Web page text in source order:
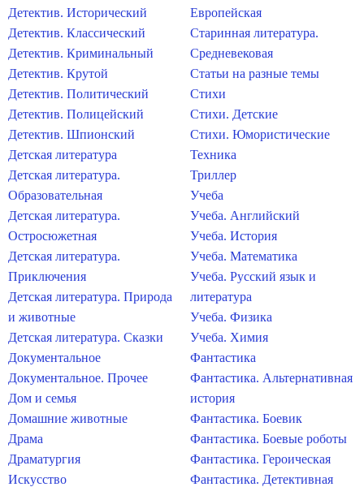
Детектив. Исторический
Детектив. Классический
Детектив. Криминальный
Детектив. Крутой
Детектив. Политический
Детектив. Полицейский
Детектив. Шпионский
Детская литература
Детская литература.
Образовательная
Детская литература.
Остросюжетная
Детская литература.
Приключения
Детская литература. Природа
и животные
Детская литература. Сказки
Документальное
Документальное. Прочее
Дом и семья
Домашние животные
Драма
Драматургия
Искусство
Европейская
Старинная литература.
Средневековая
Статьи на разные темы
Стихи
Стихи. Детские
Стихи. Юмористические
Техника
Триллер
Учеба
Учеба. Английский
Учеба. История
Учеба. Математика
Учеба. Русский язык и
литература
Учеба. Физика
Учеба. Химия
Фантастика
Фантастика. Альтернативная
история
Фантастика. Боевик
Фантастика. Боевые роботы
Фантастика. Героическая
Фантастика. Детективная